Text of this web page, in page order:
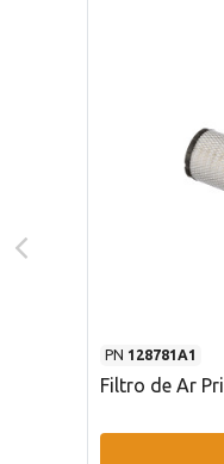
PN 128781A1
Filtro de Ar